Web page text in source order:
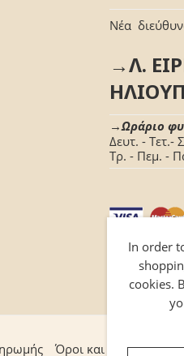
Νέα
→Λ.
→Ωράριο
Δευτ. - Τετ.-
Τρ. - Πεμ. -
Όροι και
In order
cookies.